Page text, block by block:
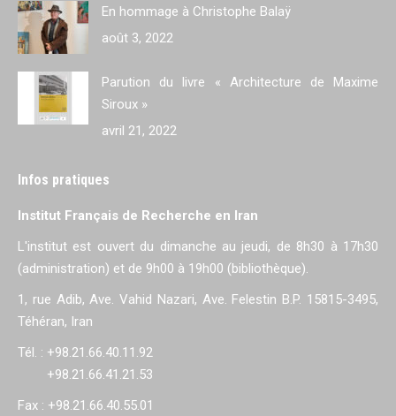
En hommage à Christophe Balaÿ
août 3, 2022
Parution du livre « Architecture de Maxime
Siroux »
avril 21, 2022
Infos pratiques
Institut Français de Recherche en Iran
L'institut est ouvert du dimanche au jeudi, de 8h30 à 17h30
(administration) et de 9h00 à 19h00 (bibliothèque).
1, rue Adib, Ave. Vahid Nazari, Ave. Felestin B.P. 15815-3495,
Téhéran, Iran
Tél. : +98.21.66.40.11.92
+98.21.66.41.21.53
Fax : +98.21.66.40.55.01